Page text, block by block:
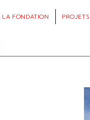
LA FONDATION PROJETS